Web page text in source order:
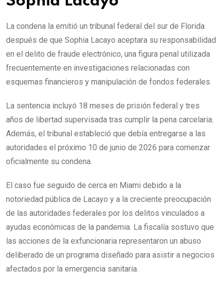
La condena la emitió un tribunal federal del sur de Florida
después de que Sophia Lacayo aceptara su responsabilidad
en el delito de fraude electrónico, una figura penal utilizada
frecuentemente en investigaciones relacionadas con
esquemas financieros y manipulación de fondos federales.
La sentencia incluyó 18 meses de prisión federal y tres
años de libertad supervisada tras cumplir la pena carcelaria.
Además, el tribunal estableció que debía entregarse a las
autoridades el próximo 10 de junio de 2026 para comenzar
oficialmente su condena.
El caso fue seguido de cerca en Miami debido a la
notoriedad pública de Lacayo y a la creciente preocupación
de las autoridades federales por los delitos vinculados a
ayudas económicas de la pandemia. La fiscalía sostuvo que
las acciones de la exfuncionaria representaron un abuso
deliberado de un programa diseñado para asistir a negocios
afectados por la emergencia sanitaria.